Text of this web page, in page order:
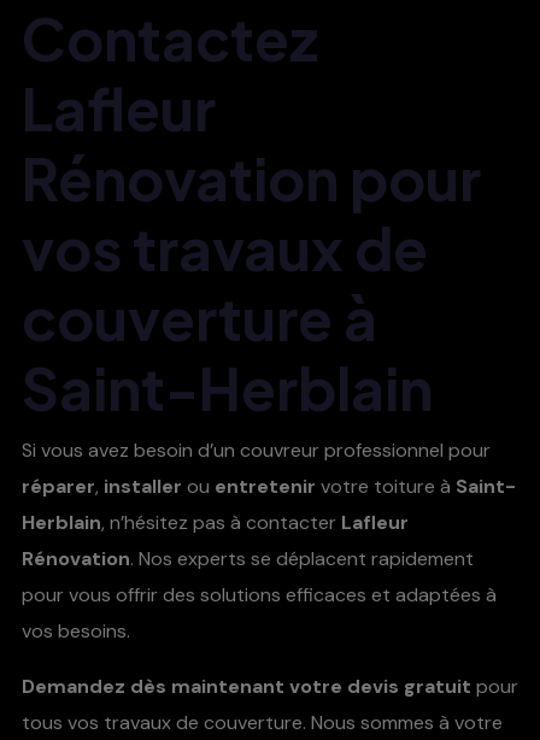
Contactez
Lafleur
Rénovation pour
vos travaux de
couverture à
Saint-Herblain
Si vous avez besoin d’un couvreur professionnel pour
réparer, installer ou entretenir votre toiture à Saint-
Herblain, n’hésitez pas à contacter Lafleur
Rénovation. Nos experts se déplacent rapidement
pour vous offrir des solutions efficaces et adaptées à
vos besoins.
Demandez dès maintenant votre devis gratuit pour
tous vos travaux de couverture. Nous sommes à votre